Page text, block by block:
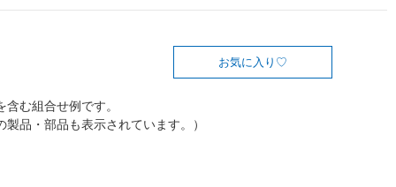
お気に入り
む組合せ例です。
製品・部品も表示されています。）